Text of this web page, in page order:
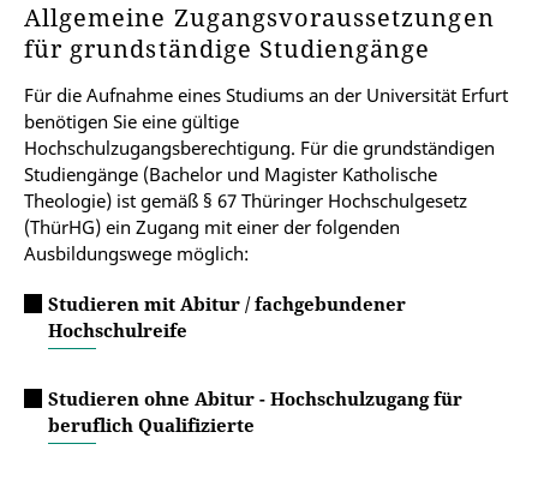
Allgemeine Zugangsvoraussetzungen
für grundständige Studiengänge
Für die Aufnahme eines Studiums an der Universität Erfurt
benötigen Sie eine gültige
Hochschulzugangsberechtigung. Für die grundständigen
Studiengänge (Bachelor und Magister Katholische
Theologie) ist gemäß § 67 Thüringer Hochschulgesetz
(ThürHG) ein Zugang mit einer der folgenden
Ausbildungswege möglich:
Studieren mit Abitur / fachgebundener
Hochschulreife
Studieren ohne Abitur - Hochschulzugang für
beruflich Qualifizierte